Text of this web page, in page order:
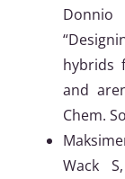
hybrids
and
Chem.
Wack